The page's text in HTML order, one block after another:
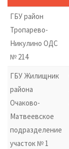
ГБУ район
Тропарево-
Никулино ОДС
№ 214
ГБУ Жилищник
района
Очаково-
Матвеевское
подразделение
участок № 1